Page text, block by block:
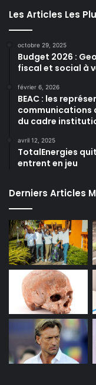
Les Articles Les
octobre 29, 2025
Budget 2026 :
fiscal et social à
février 6, 2026
BEAC : les
communications
du cadre
avril 12, 2025
TotalEnergies
entrent en jeu
Derniers Articles